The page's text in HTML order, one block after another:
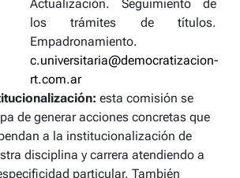
Actualización. Seguimiento de
los trámites de títulos.
Empadronamiento.
c.universitaria@democratizacion-
rt.com.ar
esta comisión se
de generar acciones concretas que
a la institucionalización de
disciplina y carrera atendiendo a
particular. También